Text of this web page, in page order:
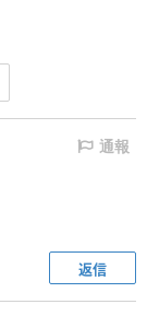
通報
返信